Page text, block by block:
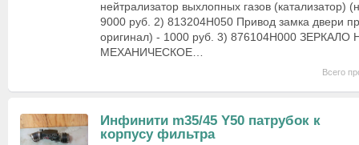
нейтрализатор выхлопных газов (катализатор)
9000 руб. 2) 813204H050 Привод замка двери
оригинал) - 1000 руб. 3) 876104H000
МЕХАНИЧЕСКОЕ…
Всего
Инфинити m35/45 Y50 патрубок к
корпусу фильтра